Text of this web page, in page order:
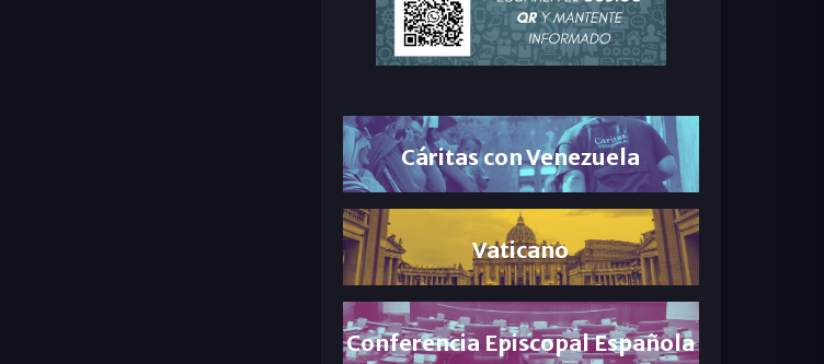
Cáritas con Venezuela
Vaticano
Conferencia Episcopal Española